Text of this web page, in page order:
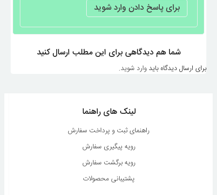
برای پاسخ دادن وارد شوید
شما هم دیدگاهی برای این مطلب ارسال کنید
برای ارسال دیدگاه بایدوارد شوید.
لینک های راهنما
راهنمای ثبت و پرداخت سفارش
رویه پیگیری سفارش
رویه برگشت سفارش
پشتیبانی محصولات